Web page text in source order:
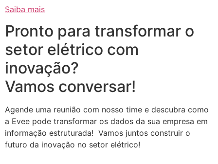
Saiba mais
Pronto para transformar o
setor elétrico com
inovação?
Vamos conversar!
Agende uma reunião com nosso time e descubra como
a Evee pode transformar os dados da sua empresa em
informação estruturada! Vamos juntos construir o
futuro da inovação no setor elétrico!